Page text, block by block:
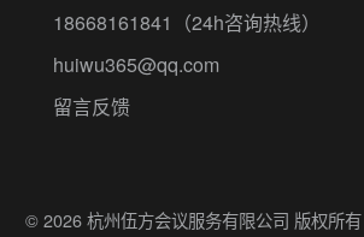
18668161841
（24h咨询热线）
huiwu365@qq.com
留言反馈
© 2026 杭州伍方会议服务有限公司 版权所有